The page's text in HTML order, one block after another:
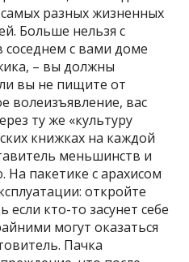
самых разных жизненных
Больше нельзя с
соседнем с вами доме
– вы должны
вы не пищите от
волеизъявление, вас
ту же «культуру
книжках на каждой
меньшинств и
На пакетике с арахисом
откройте
кто-то засунет себе
могут оказаться
Пачка